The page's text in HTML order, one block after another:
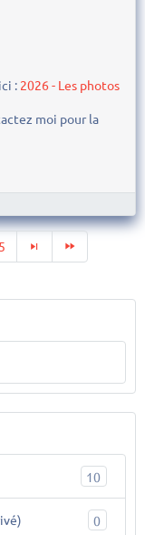
: 2026 - Les photos
moi pour la
5
10
0